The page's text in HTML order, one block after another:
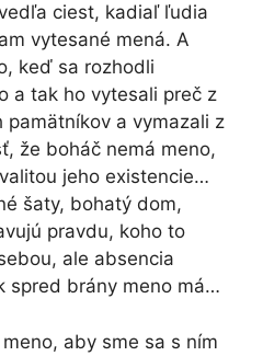
ciest, kadiaľ ľudia
vytesané mená. A
keď sa rozhodli
a tak ho vytesali preč z
pamätníkov a vymazali z
že boháč nemá meno,
jeho existencie…
šaty, bohatý dom,
pravdu, koho to
ale absencia
spred brány meno má…
aby sme sa s ním